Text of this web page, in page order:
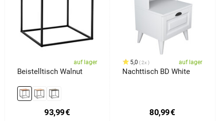
auf lager
Beistelltisch Walnut
93,99€
5,0 2x auf lager
Nachttisch BD White
80,99€